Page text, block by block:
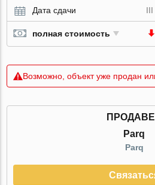
Дата сдачи
III
полная стоимость
Возможно, объект уже продан
Parq
Parq